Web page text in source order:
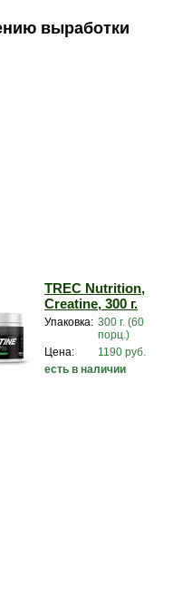
выработки
TREC Nutrition,
Creatine, 300 г.
Упаковка: 300 г. (60
порц.)
Цена:
1190 руб.
есть в наличии